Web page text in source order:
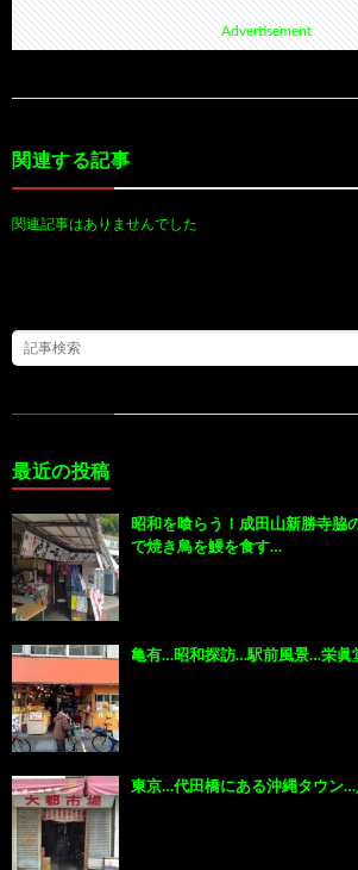
Advertisement
関連する記事
関連記事はありませんでした
最近の投稿
昭和を喰らう！成田山新勝寺脇
で焼き鳥を鰻を食す…
亀有…昭和探訪…駅前風景…栄眞
東京…代田橋にある沖縄タウン